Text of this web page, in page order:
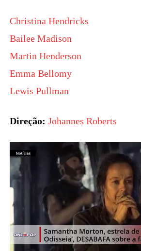
Christina Hendricks
Bailee Madison
Martin Henderson
Emma Bellomy
Lewis Pullman
Direção: Johannes Roberts